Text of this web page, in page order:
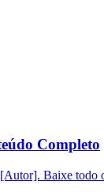
Completo
Baixe todo